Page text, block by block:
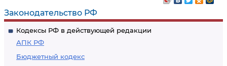
Законодательство РФ
Кодексы РФ в действующей редакции
АПК РФ
Бюджетный кодекс